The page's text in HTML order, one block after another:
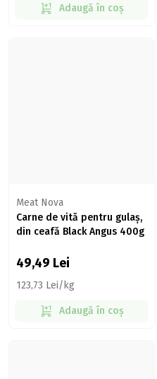
Adaugă în coș
Meat Nova
Carne de vită pentru gulaș,
din ceafă Black Angus 400g
49,49 Lei
123,73 Lei/kg
Adaugă în coș